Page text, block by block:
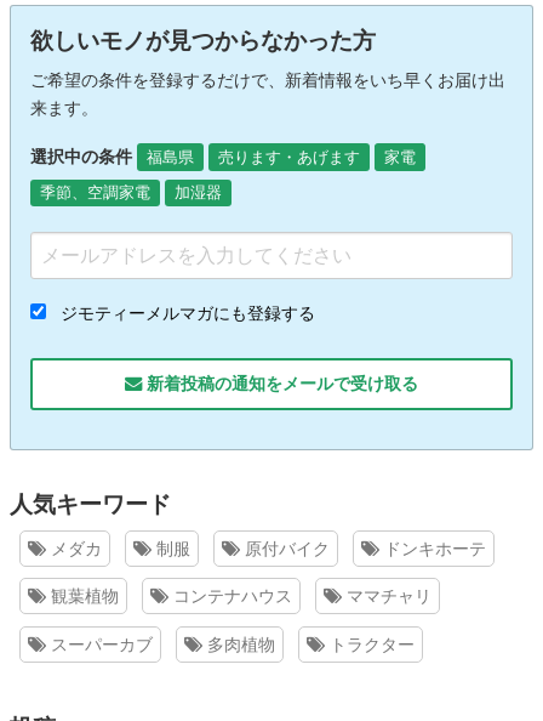
欲しいモノが見つからなかった方
ご希望の条件を登録するだけで、新着情報をいち早くお届け出
来ます。
選択中の条件 福島県 売ります・あげます
家電
季節、空調家電
加湿器
ジモティーメルマガにも登録する
新着投稿の通知をメールで受け取る
人気キーワード
メダカ 制服 原付バイク ドンキホーテ
観葉植物 コンテナハウス ママチャリ
スーパーカブ 多肉植物 トラクター